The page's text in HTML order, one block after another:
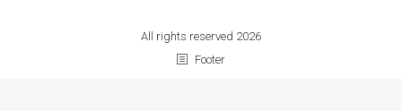
All rights reserved 2026
Footer